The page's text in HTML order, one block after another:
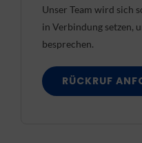
Unser Team wird sich
in Verbindung setzen,
besprechen.